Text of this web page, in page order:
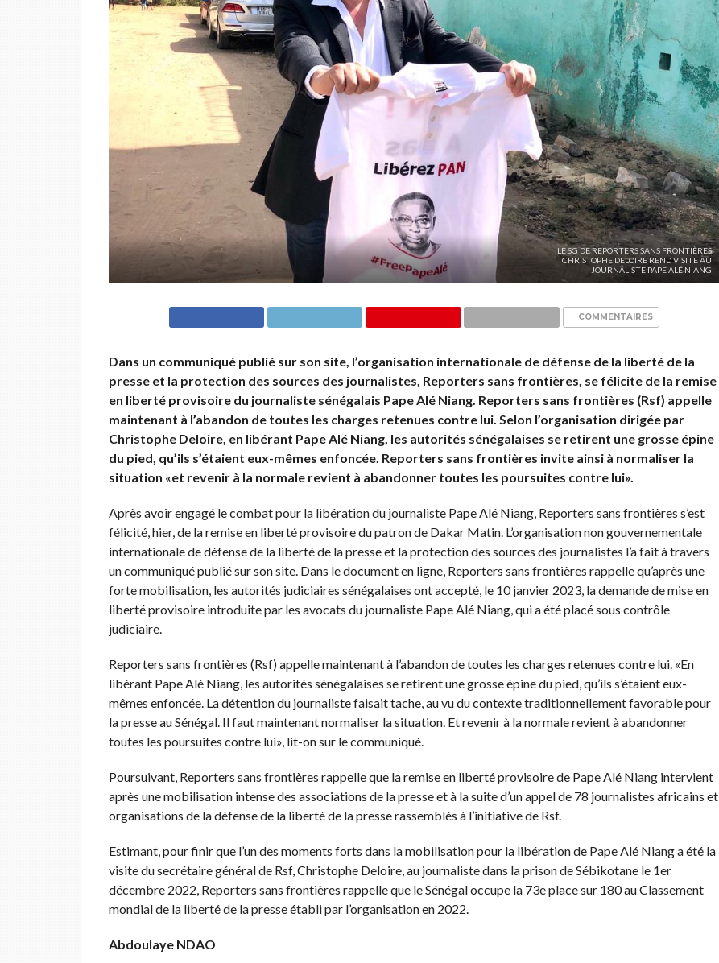
LE SG DE REPORTERS SANS FRONTIÈRES
CHRISTOPHE DELOIRE REND VISITE AU
JOURNALISTE PAPE ALÉ NIANG
COMMENTAIRES
Dans un communiqué publié sur son site, l’organisation internationale de défense de la liberté de la
presse et la protection des sources des journalistes, Reporters sans frontières, se félicite de la remise
en liberté provisoire du journaliste sénégalais Pape Alé Niang. Reporters sans frontières (Rsf) appelle
maintenant à l’abandon de toutes les charges retenues contre lui. Selon l’organisation dirigée par
Christophe Deloire, en libérant Pape Alé Niang, les autorités sénégalaises se retirent une grosse épine
du pied, qu’ils s’étaient eux-mêmes enfoncée. Reporters sans frontières invite ainsi à normaliser la
situation «et revenir à la normale revient à abandonner toutes les poursuites contre lui».
Après avoir engagé le combat pour la libération du journaliste Pape Alé Niang, Reporters sans frontières s’est
félicité, hier, de la remise en liberté provisoire du patron de Dakar Matin. L’organisation non gouvernementale
internationale de défense de la liberté de la presse et la protection des sources des journalistes l’a fait à travers
un communiqué publié sur son site. Dans le document en ligne, Reporters sans frontières rappelle qu’après une
forte mobilisation, les autorités judiciaires sénégalaises ont accepté, le 10 janvier 2023, la demande de mise en
liberté provisoire introduite par les avocats du journaliste Pape Alé Niang, qui a été placé sous contrôle
judiciaire.
Reporters sans frontières (Rsf) appelle maintenant à l’abandon de toutes les charges retenues contre lui. «En
libérant Pape Alé Niang, les autorités sénégalaises se retirent une grosse épine du pied, qu’ils s’étaient eux-
mêmes enfoncée. La détention du journaliste faisait tache, au vu du contexte traditionnellement favorable pour
la presse au Sénégal. Il faut maintenant normaliser la situation. Et revenir à la normale revient à abandonner
toutes les poursuites contre lui», lit-on sur le communiqué.
Poursuivant, Reporters sans frontières rappelle que la remise en liberté provisoire de Pape Alé Niang intervient
après une mobilisation intense des associations de la presse et à la suite d’un appel de 78 journalistes africains et
organisations de la défense de la liberté de la presse rassemblés à l’initiative de Rsf.
Estimant, pour finir que l’un des moments forts dans la mobilisation pour la libération de Pape Alé Niang a été la
visite du secrétaire général de Rsf, Christophe Deloire, au journaliste dans la prison de Sébikotane le 1er
décembre 2022, Reporters sans frontières rappelle que le Sénégal occupe la 73e place sur 180 au Classement
mondial de la liberté de la presse établi par l’organisation en 2022.
Abdoulaye NDAO